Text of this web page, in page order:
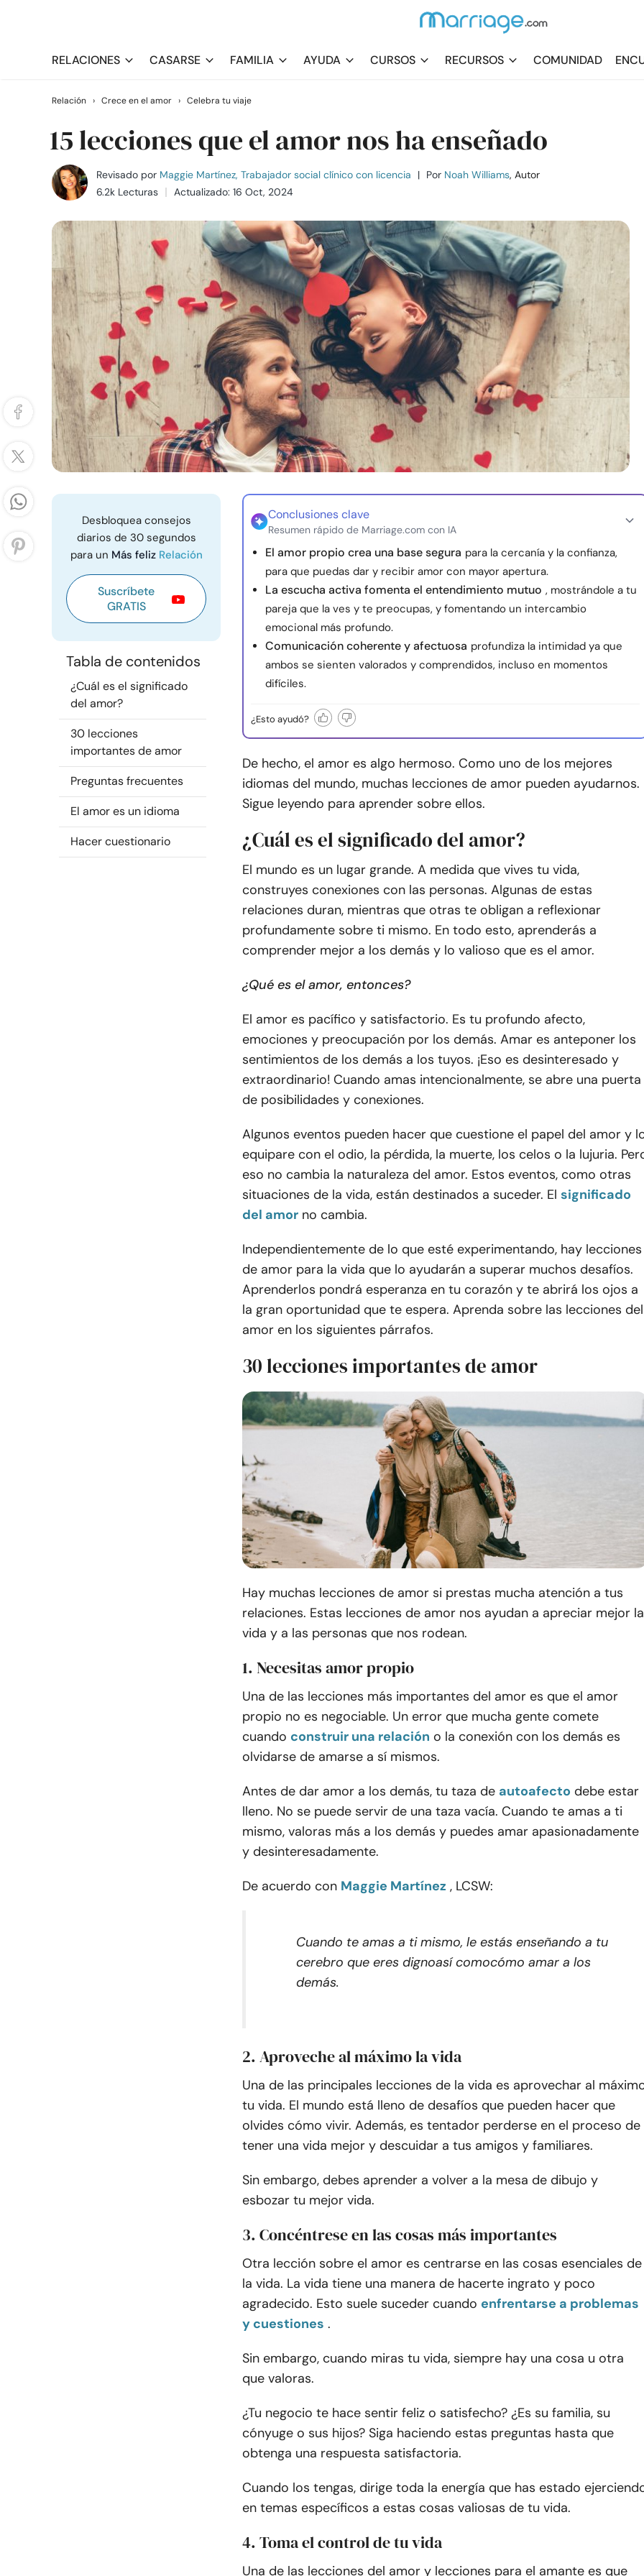
RELACIONES CASARSE FAMILIA AYUDA CURSOS RECURSOS COMUNIDAD
Relación › Crece en el amor › Celebra tu viaje
15 lecciones que el amor nos ha enseñado
Revisado por Maggie Martínez, Trabajador social clínico con licencia | Por Noah Williams, Autor
6.2k Lecturas
Actualizado: 16 Oct, 2024
Desbloquea consejos
diarios de 30 segundos
para un Más feliz Relación
Suscríbete
GRATIS
Tabla de contenidos
¿Cuál es el significado
del amor?
30 lecciones
importantes de amor
Preguntas frecuentes
El amor es un idioma
Hacer cuestionario
Conclusiones clave
Resumen rápido de Marriage.com con IA
El amor propio crea una base segura para la cercanía y la confianza,
para que puedas dar y recibir amor con mayor apertura.
La escucha activa fomenta el entendimiento mutuo , mostrándole a tu
pareja que la ves y te preocupas, y fomentando un intercambio
emocional más profundo.
Comunicación coherente y afectuosa profundiza la intimidad ya que
ambos se sienten valorados y comprendidos, incluso en momentos
difíciles.
¿Esto ayudó?
De hecho, el amor es algo hermoso. Como uno de los mejores
idiomas del mundo, muchas lecciones de amor pueden ayudarnos.
Sigue leyendo para aprender sobre ellos.
¿Cuál es el significado del amor?
El mundo es un lugar grande. A medida que vives tu vida,
construyes conexiones con las personas. Algunas de estas
relaciones duran, mientras que otras te obligan a reflexionar
profundamente sobre ti mismo. En todo esto, aprenderás a
comprender mejor a los demás y lo valioso que es el amor.
¿Qué es el amor, entonces?
El amor es pacífico y satisfactorio. Es tu profundo afecto,
emociones y preocupación por los demás. Amar es anteponer los
sentimientos de los demás a los tuyos. ¡Eso es desinteresado y
extraordinario! Cuando amas intencionalmente, se abre una puerta
de posibilidades y conexiones.
Algunos eventos pueden hacer que cuestione el papel del amor y
equipare con el odio, la pérdida, la muerte, los celos o la lujuria.
eso no cambia la naturaleza del amor. Estos eventos, como otras
situaciones de la vida, están destinados a suceder. El significado
del amor no cambia.
Independientemente de lo que esté experimentando, hay lecciones
de amor para la vida que lo ayudarán a superar muchos desafíos.
Aprenderlos pondrá esperanza en tu corazón y te abrirá los ojos a
la gran oportunidad que te espera. Aprenda sobre las lecciones del
amor en los siguientes párrafos.
30 lecciones importantes de amor
Hay muchas lecciones de amor si prestas mucha atención a tus
relaciones. Estas lecciones de amor nos ayudan a apreciar mejor la
vida y a las personas que nos rodean.
1. Necesitas amor propio
Una de las lecciones más importantes del amor es que el amor
propio no es negociable. Un error que mucha gente comete
cuando construir una relación o la conexión con los demás es
olvidarse de amarse a sí mismos.
Antes de dar amor a los demás, tu taza de autoafecto debe estar
lleno. No se puede servir de una taza vacía. Cuando te amas a ti
mismo, valoras más a los demás y puedes amar apasionadamente
y desinteresadamente.
De acuerdo con Maggie Martínez , LCSW:
Cuando te amas a ti mismo, le estás enseñando a tu
cerebro que eres dignoasí comocómo amar a los
demás.
2. Aproveche al máximo la vida
Una de las principales lecciones de la vida es aprovechar al
tu vida. El mundo está lleno de desafíos que pueden hacer que
olvides cómo vivir. Además, es tentador perderse en el proceso de
tener una vida mejor y descuidar a tus amigos y familiares.
Sin embargo, debes aprender a volver a la mesa de dibujo y
esbozar tu mejor vida.
3. Concéntrese en las cosas más importantes
Otra lección sobre el amor es centrarse en las cosas esenciales de
la vida. La vida tiene una manera de hacerte ingrato y poco
agradecido. Esto suele suceder cuando enfrentarse a problemas
y cuestiones .
Sin embargo, cuando miras tu vida, siempre hay una cosa u otra
que valoras.
¿Tu negocio te hace sentir feliz o satisfecho? ¿Es su familia, su
cónyuge o sus hijos? Siga haciendo estas preguntas hasta que
obtenga una respuesta satisfactoria.
Cuando los tengas, dirige toda la energía que has estado
en temas específicos a estas cosas valiosas de tu vida.
4. Toma el control de tu vida
Una de las lecciones del amor y lecciones para el amante es que